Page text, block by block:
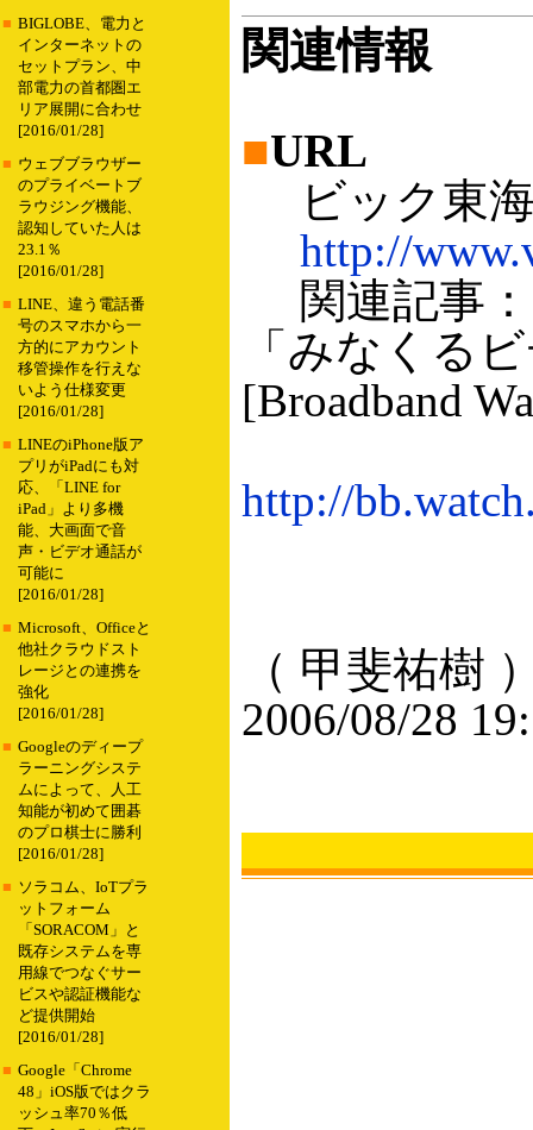
■ BIGLOBE、電力と
インターネットの
セットプラン、中
部電力の首都圏エ
リア展開に合わせ
[2016/01/28]
■ ウェブブラウザー
のプライベートブ
ラウジング機能、
認知していた人は
23.1％
[2016/01/28]
■ LINE、違う電話番
号のスマホから一
方的にアカウント
移管操作を行えな
いよう仕様変更
[2016/01/28]
■ LINEのiPhone版ア
プリがiPadにも対
応、「LINE for
iPad」より多機
能、大画面で音
声・ビデオ通話が
可能に
[2016/01/28]
■ Microsoft、Officeと
他社クラウドスト
レージとの連携を
強化
[2016/01/28]
■ Googleのディープ
ラーニングシステ
ムによって、人工
知能が初めて囲碁
のプロ棋士に勝利
[2016/01/28]
■ ソラコム、IoTプラ
ットフォーム
「SORACOM」と
既存システムを専
用線でつなぐサー
ビスや認証機能な
ど提供開始
[2016/01/28]
■ Google「Chrome
48」iOS版ではクラ
ッシュ率70％低
関連情報
■URL
ビック東
http://
関連記事：
「みなくる
[Broadband
http://
（ 甲斐祐樹
2006/08/28